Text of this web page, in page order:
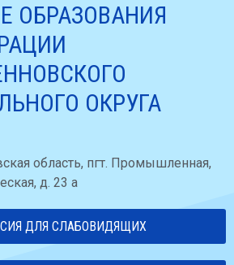
ОБРАЗОВАНИЯ
ОКРУГА
область, пгт. Промышленная,
д. 23 а
ДЛЯ СЛАБОВИДЯЩИХ